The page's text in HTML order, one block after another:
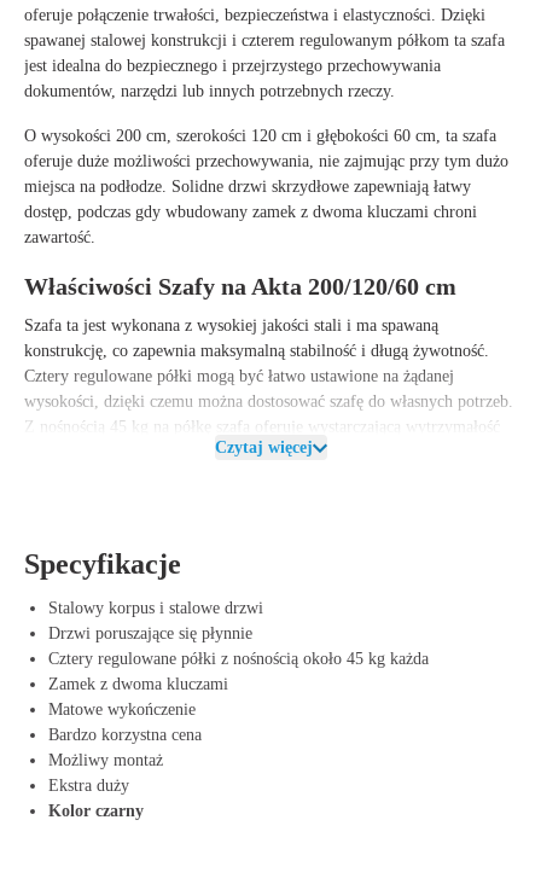
oferuje połączenie trwałości, bezpieczeństwa i elastyczności. Dzięki
spawanej stalowej konstrukcji i czterem regulowanym półkom ta szafa
jest idealna do bezpiecznego i przejrzystego przechowywania
dokumentów, narzędzi lub innych potrzebnych rzeczy.
O wysokości 200 cm, szerokości 120 cm i głębokości 60 cm, ta szafa
oferuje duże możliwości przechowywania, nie zajmując przy tym dużo
miejsca na podłodze. Solidne drzwi skrzydłowe zapewniają łatwy
dostęp, podczas gdy wbudowany zamek z dwoma kluczami chroni
zawartość.
Właściwości Szafy na Akta 200/120/60 cm
Szafa ta jest wykonana z wysokiej jakości stali i ma spawaną
konstrukcję, co zapewnia maksymalną stabilność i długą żywotność.
Cztery regulowane półki mogą być łatwo ustawione na żądanej
wysokości, dzięki czemu można dostosować szafę do własnych potrzeb.
Z nośnością 45 kg na półkę
szafa oferuje wystarczającą wytrzymałość
zarówno dla dokumentów, jak i cięższych materiałów.
Zalety Szafy na Akta 200/120/60 cm
Trwała i solidna – Spawana stalowa konstrukcja dla maksymalnej
stabilności i długiej żywotności.
Duże możliwości przechowywania – Wysokość 200 cm i cztery
regulowane półki dla elastycznego układu.
Wysoka nośność – Półki o nośności 45 kg każda.
Bezpieczne i zamykane – Wyposażona w zamek i dwa klucze dla
dodatkowego zabezpieczenia.
Wszechstronność użytkowania – Odpowiednia dla biur, warsztatów,
Czytaj więcej
Specyfikacje
Stalowy korpus i stalowe drzwi
Drzwi poruszające się płynnie
Cztery regulowane półki z nośnością około 45 kg każda
Zamek z dwoma kluczami
Matowe wykończenie
Bardzo korzystna cena
Możliwy montaż
Ekstra duży
Kolor czarny